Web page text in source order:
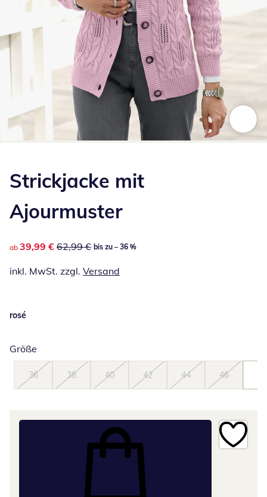
Strickjacke mit
Ajourmuster
reduzierter Preis 39,99 €, vorheriger Preis: 62,99 €
ab 39,99 € 62,99 € bis zu – 36 %
inkl. MwSt. zzgl. Versand
rosé
Größe
36 38 40 42 44 46